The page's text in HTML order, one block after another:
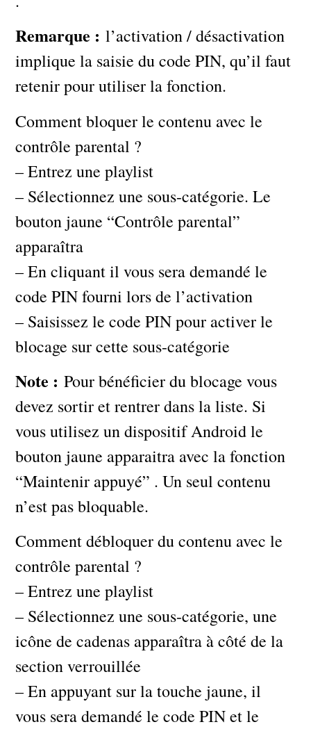
Remarque :l’activation / désactivation
implique la saisie du code PIN, qu’il faut
retenir pour utiliser la fonction.
Comment bloquer le contenu avec le
contrôle parental ?
– Entrez une playlist
– Sélectionnez une sous-catégorie. Le
bouton jaune “Contrôle parental”
apparaîtra
– En cliquant il vous sera demandé le
code PIN fourni lors de l’activation
– Saisissez le code PIN pour activer le
blocage sur cette sous-catégorie
Note :Pour bénéficier du blocage vous
devez sortir et rentrer dans la liste. Si
vous utilisez un dispositif Android le
bouton jaune apparaitra avec la fonction
“Maintenir appuyé” . Un seul contenu
n’est pas bloquable.
Comment débloquer du contenu avec le
contrôle parental ?
– Entrez une playlist
– Sélectionnez une sous-catégorie, une
icône de cadenas apparaîtra à côté de la
section verrouillée
– En appuyant sur la touche jaune, il
vous sera demandé le code PIN et le